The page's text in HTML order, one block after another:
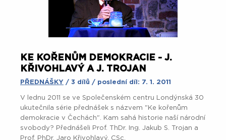
KE KOŘENŮM DEMOKRACIE - J.
KŘIVOHLAVÝ A J. TROJAN
PŘEDNÁŠKY / 3 dílů / poslední díl: 7. 1. 2011
V lednu 2011 se ve Společenském centru Londýnská 30
ukutečnila série přednášek s názvem "Ke kořenům
demokracie v Čechách". Kam sahá historie naší národní
svobody? Přednášeli Prof. ThDr. Ing. Jakub S. Trojan a
Prof. PhDr. Jaro Křivohlavý, CSc.